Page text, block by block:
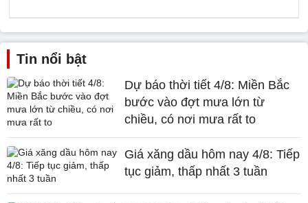
Tin nổi bật
Dự báo thời tiết 4/8: Miền Bắc
bước vào đợt mưa lớn từ
chiều, có nơi mưa rất to
Giá xăng dầu hôm nay 4/8: Tiếp
tục giảm, thấp nhất 3 tuần